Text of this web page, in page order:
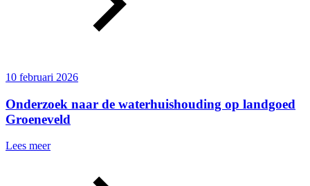
10 februari 2026
Onderzoek naar de waterhuishouding op landgoed
Groeneveld
Lees meer